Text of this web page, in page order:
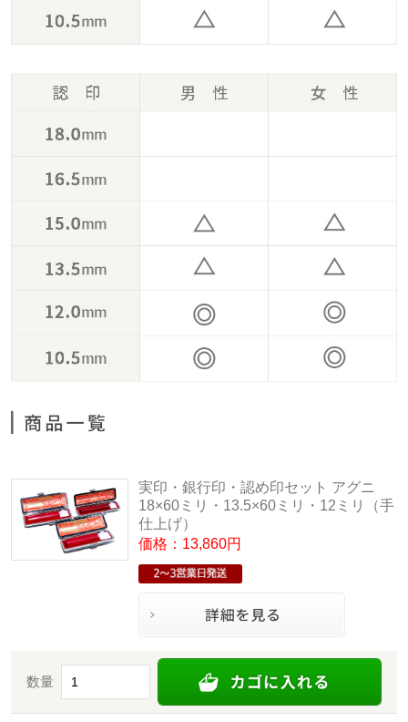
実印・銀行印・認め印セット アグニ
18×60ミリ・13.5×60ミリ・12ミリ（手
仕上げ）
価格：13,860円
数量